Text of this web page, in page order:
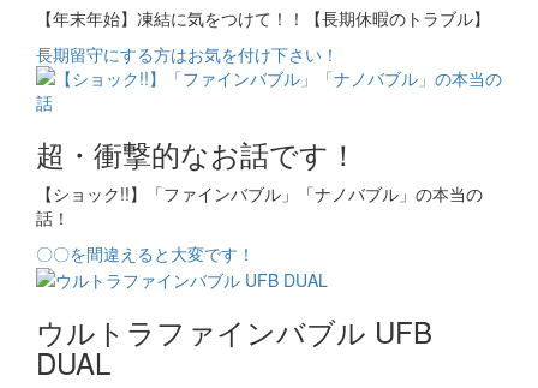
【年末年始】凍結に気をつけて！！【長期休暇のトラブル】
長期留守にする方はお気を付け下さい！
超・衝撃的なお話です！
【ショック!!】「ファインバブル」「ナノバブル」の本当の
話！
〇〇を間違えると大変です！
ウルトラファインバブル UFB
DUAL